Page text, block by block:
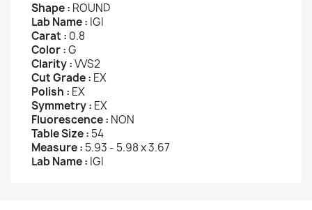
Shape : ROUND
Lab Name : IGI
Carat : 0.8
Color :G
Clarity :VVS2
Cut Grade : EX
Polish : EX
Symmetry : EX
Fluorescence : NON
Table Size : 54
Measure : 5.93 - 5.98 x 3.67
Lab Name : IGI